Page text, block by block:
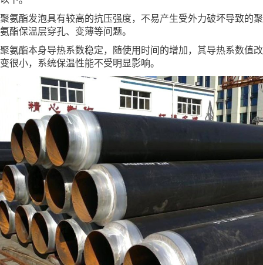
聚氨酯发泡具有较高的抗压强度，不易产生受外力破坏导致的聚
氨酯保温层穿孔、变薄等问题。
聚氨酯本身导热系数稳定，随使用时间的增加，其导热系数值改
变很小，系统保温性能不受明显影响。